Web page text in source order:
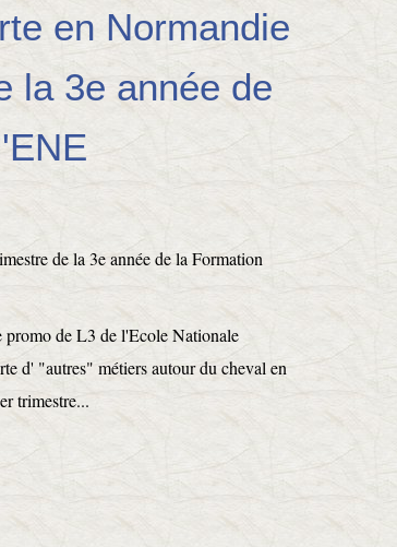
en Normandie
la 3e année de
promo de L3 de l'Ecole Nationale
d' "autres" métiers autour du cheval en
trimestre...